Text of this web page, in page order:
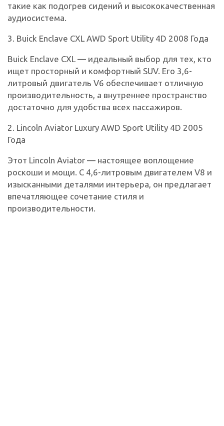
такие как подогрев сидений и высококачественная
аудиосистема.
3. Buick Enclave CXL AWD Sport Utility 4D 2008 Года
Buick Enclave CXL — идеальный выбор для тех, кто
ищет просторный и комфортный SUV. Его 3,6-
литровый двигатель V6 обеспечивает отличную
производительность, а внутреннее пространство
достаточно для удобства всех пассажиров.
2. Lincoln Aviator Luxury AWD Sport Utility 4D 2005
Года
Этот Lincoln Aviator — настоящее воплощение
роскоши и мощи. С 4,6-литровым двигателем V8 и
изысканными деталями интерьера, он предлагает
впечатляющее сочетание стиля и
производительности.